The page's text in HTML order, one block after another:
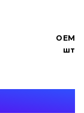
OEM
шт